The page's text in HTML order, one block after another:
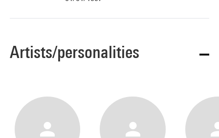
Artists/personalities